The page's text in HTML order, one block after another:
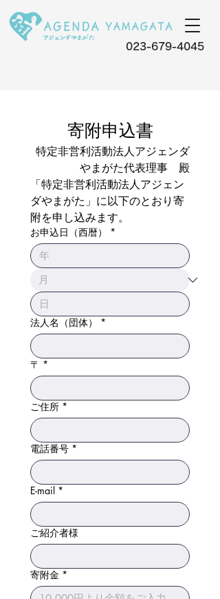
023-679-4045
寄附申込書
特定非営利活動法人アジェンダ
やまがた代表理事　殿
「特定非営利活動法人アジェン
ダやまがた」に以下のとおり寄
附を申し込みます。
お申込日（西暦） *
法人名（団体） *
〒 *
ご住所 *
電話番号 *
E-mail *
ご紹介者様
寄附金 *